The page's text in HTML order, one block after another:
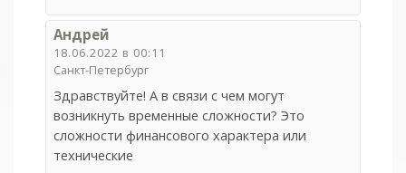
Андрей
18.06.2022 в 00:11
Санкт-Петербург
Здравствуйте! А в связи с чем могут
возникнуть временные сложности? Это
сложности финансового характера или
технические